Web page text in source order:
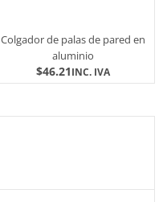
Colgador de palas de pared en
aluminio
$46.21INC. IVA